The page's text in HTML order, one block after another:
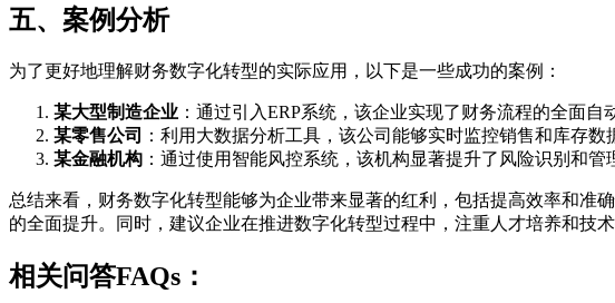
五、案例分析
为了更好地理解财务数字化转型的实际应用，以下是一些成功的案例：
某大型制造企业 ：通过引入ERP系统，该企业实现了财务流程的全面
某零售公司
：利用大数据分析工具，该公司能够实时监控销售和库存
某金融机构 ：通过使用智能风控系统，该机构显著提升了风险识别和管
总结来看，财务数字化转型能够为企业带来显著的红利，包括提高效率和准
的全面提升。同时，建议企业在推进数字化转型过程中，注重人才培养和技
相关问答FAQs：